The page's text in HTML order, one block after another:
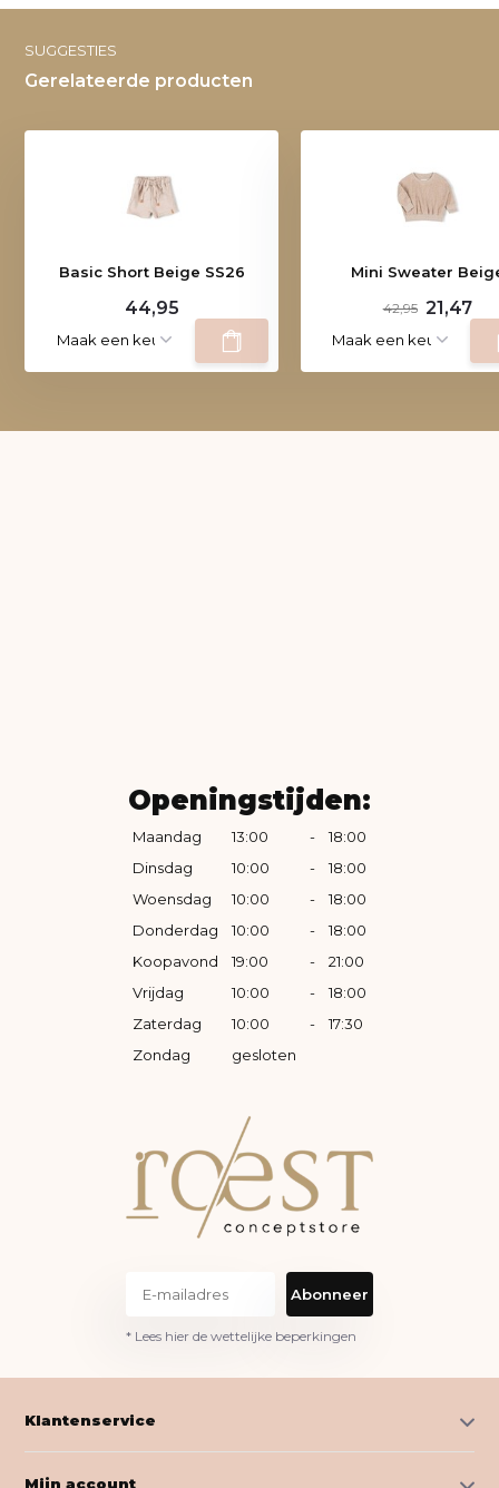
SUGGESTIES
Gerelateerde producten
Basic Short Beige SS26
44,95
Mini Sweater
42,95 21,47
Openingstijden:
Maandag 13:00 -
18:00
Dinsdag
10:00 -
18:00
Woensdag
10:00 -
18:00
Donderdag
10:00 -
18:00
Koopavond
19:00 -
21:00
Vrijdag
10:00 -
18:00
Zaterdag
10:00 -
17:30
Zondag
gesloten
Abonneer
* Lees hier de wettelijke beperkingen
Klantenservice
Mijn account